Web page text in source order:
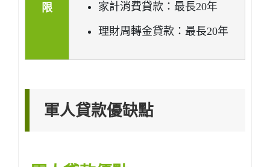
限
家計消費貸款：最長20年
理財周轉金貸款：最長20年
軍人貸款優缺點